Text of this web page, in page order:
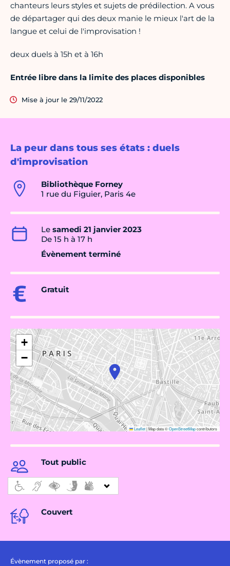
La peur dans tous ses états : duels
d'improvisation
Bibliothèque Forney
1 rue du Figuier, Paris 4e
Le samedi 21 janvier 2023
De 15 h à 17 h
Évènement terminé
Gratuit
+
−
Leaflet|Map data ©OpenStreetMapcontributors
Tout public
Couvert
Évènement proposé par :
chanteurs leurs styles et sujets de prédilection. A vous
de départager qui des deux manie le mieux l'art de la
langue et celui de l'improvisation !
deux duels à 15h et à 16h
Entrée libre dans la limite des places disponibles
Mise à jour le 29/11/2022